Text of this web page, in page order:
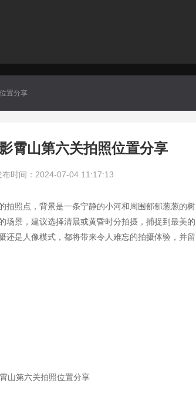
置分享
霄山第六关拍照位置分享
布时间：2024-07-04 11:17:13
拍照点，背景是一条宁静的小河和周围郁郁葱葱的树
场景，建议选择清晨或黄昏时分拍摄，捕捉到最美的
还是人像模式，都将带来令人难忘的拍摄体验，并留